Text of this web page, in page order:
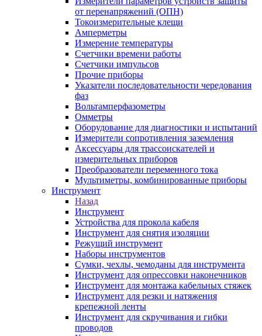
от перенапряжений (ОПН)
Токоизмерительные клещи
Амперметры
Измерение температуры
Счетчики времени работы
Счетчики импульсов
Прочие приборы
Указатели последовательности чередования
фаз
Вольтамперфазометры
Омметры
Оборудование для диагностики и испытаний
Измерители сопротивления заземления
Аксессуары для трассоискателей и
измерительных приборов
Преобразователи переменного тока
Мультиметры, комбинированные приборы
Инструмент
Назад
Инструмент
Устройства для прокола кабеля
Инструмент для снятия изоляции
Режущий инструмент
Наборы инструментов
Сумки, чехлы, чемоданы для инструмента
Инструмент для опрессовки наконечников
Инструмент для монтажа кабельных стяжек
Инструмент для резки и натяжения
крепежной ленты
Инструмент для скручивания и гибки
проводов